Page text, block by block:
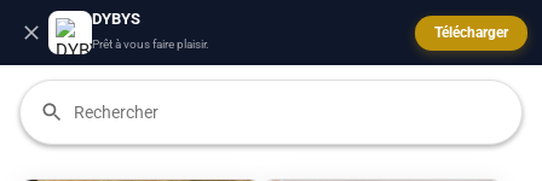
DYBYS
Prêt à vous faire plaisir.
Télécharger